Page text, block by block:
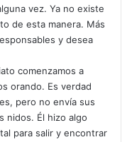
vez. Ya no existe
de esta manera. Más
y desea
comenzamos a
orando. Es ver­dad
pero no envía sus
nidos. Él hizo algo
para salir y encontrar